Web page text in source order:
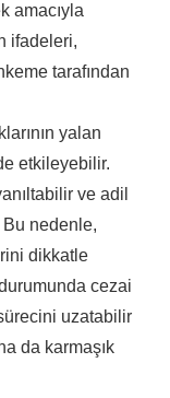
amacıyla
ifadeleri,
tarafından
yalan
etkileyebilir.
ve adil
Bu nedenle,
dikkatle
cezai
uzatabilir
da karmaşık